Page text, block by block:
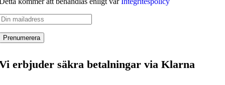
erbjuder säkra betalningar via Klarna